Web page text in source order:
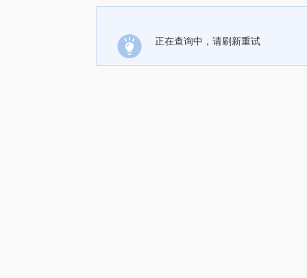
正在查询中，请刷新重试